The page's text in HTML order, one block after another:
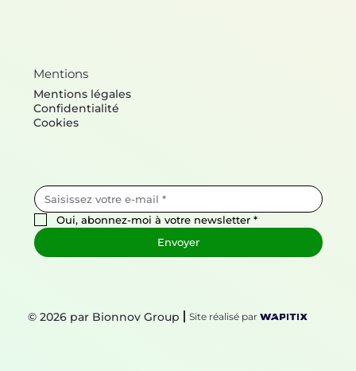
© 2026 par Bionnov Group Site réalisé par
Oui, abonnez-moi à votre newsletter *
Envoyer
Mentions
Mentions légales
Confidentialité
Cookies